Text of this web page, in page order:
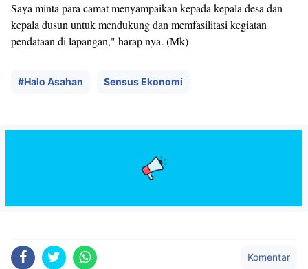
Saya minta para camat menyampaikan kepada kepala desa dan
kepala dusun untuk mendukung dan memfasilitasi kegiatan
pendataan di lapangan," harap nya. (Mk)
#Halo Asahan Sensus Ekonomi
Komentar